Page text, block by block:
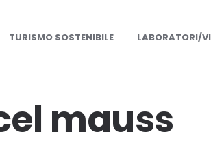
TURISMO SOSTENIBILE LABORATORI/
mauss